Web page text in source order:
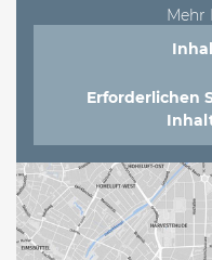
Mehr
Erforderlichen